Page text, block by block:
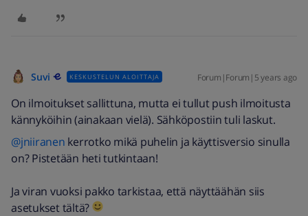
Suvi KESKUSTELUN ALOITTAJA Forum|Forum|5 years ago
On ilmoitukset sallittuna, mutta ei tullut push ilmoitusta
kännyköihin (ainakaan vielä). Sähköpostiin tuli laskut.
@jniiranen kerrotko mikä puhelin ja käyttisversio sinulla
on? Pistetään heti tutkintaan!
Ja viran vuoksi pakko tarkistaa, että näyttäähän siis
asetukset tältä?